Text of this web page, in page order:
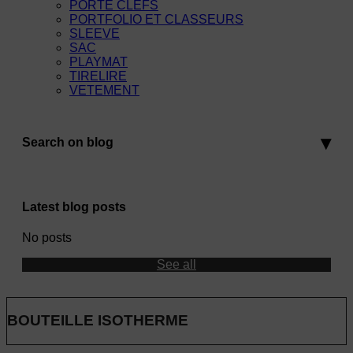
PORTE CLEFS
PORTFOLIO ET CLASSEURS
SLEEVE
SAC
PLAYMAT
TIRELIRE
VETEMENT
Search on blog
Latest blog posts
No posts
See all
BOUTEILLE ISOTHERME